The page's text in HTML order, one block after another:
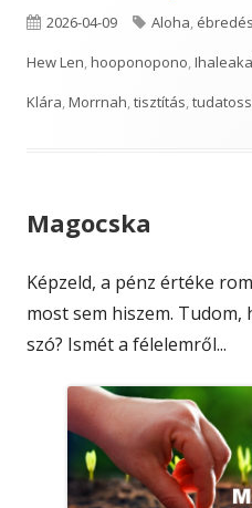
Published
on
2026-04-09 Tags
Aloha, ébredés
Hew Len,hooponopono,
Klára,Morrnah,tisztítás,
Magocska
Képzeld, a pénz értéke
most sem hiszem. Tudom,
szó? Ismét a félelemről...